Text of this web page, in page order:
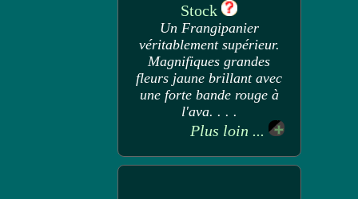
Stock
Un Frangipanier
véritablement supérieur.
Magnifiques grandes
fleurs jaune brillant avec
une forte bande rouge à
l'ava. . . .
Plus loin ...